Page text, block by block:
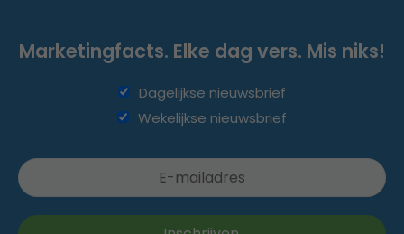
Marketingfacts. Elke dag vers. Mis niks!
Dagelijkse nieuwsbrief
Wekelijkse nieuwsbrief